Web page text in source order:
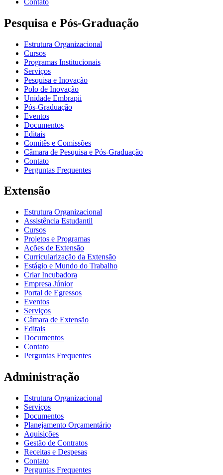
Pesquisa e Pós-Graduação
Estrutura Organizacional
Cursos
Programas Institucionais
Serviços
Pesquisa e Inovação
Polo de Inovação
Unidade Embrapii
Pós-Graduação
Eventos
Documentos
Editais
Comitês e Comissões
Câmara de Pesquisa e Pós-Graduação
Contato
Perguntas Frequentes
Extensão
Estrutura Organizacional
Assistência Estudantil
Cursos
Projetos e Programas
Ações de Extensão
Curricularização da Extensão
Estágio e Mundo do Trabalho
Criar Incubadora
Empresa Júnior
Portal de Egressos
Eventos
Serviços
Câmara de Extensão
Editais
Documentos
Contato
Perguntas Frequentes
Administração
Estrutura Organizacional
Serviços
Documentos
Planejamento Orçamentário
Aquisições
Gestão de Contratos
Receitas e Despesas
Contato
Perguntas Frequentes